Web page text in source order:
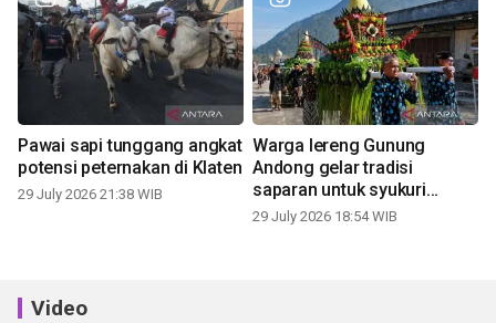
Pawai sapi tunggang angkat
potensi peternakan di Klaten
29 July 2026 21:38 WIB
Warga lereng Gunung
Andong gelar tradisi
saparan untuk syukuri
panen
29 July 2026 18:54 WIB
Video